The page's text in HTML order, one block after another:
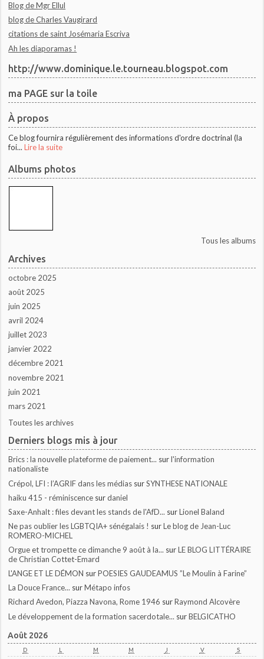
Blog de Mgr Ellul
blog de Charles Vaugirard
citations de saint Josémaria Escriva
Ah les diaporamas !
http://www.dominique.le.tourneau.blogspot.com
ma PAGE sur la toile
À propos
Ce blog fournira régulièrement des informations d'ordre doctrinal (la
foi... Lire la suite
Albums photos
Tous les albums
Archives
octobre 2025
août 2025
juin 2025
avril 2024
juillet 2023
janvier 2022
décembre 2021
novembre 2021
juin 2021
mars 2021
Toutes les archives
Derniers blogs mis à jour
Brics : la nouvelle plateforme de paiement... surl'information
nationaliste
Crépol, LFI : l’AGRIF dans les médias surSYNTHESE NATIONALE
haiku 415 - réminiscence surdaniel
Saxe-Anhalt : files devant les stands de l'AfD... surLionel Baland
Ne pas oublier les LGBTQIA+ sénégalais ! surLe blog de Jean-Luc
ROMERO-MICHEL
Orgue et trompette ce dimanche 9 août à la... surLE BLOG LITTÉRAIRE
de Christian Cottet-Emard
L'ANGE ET LE DÉMON surPOESIES GAUDEAMUS ”Le Moulin à Farine”
La Douce France... surMétapo infos
Richard Avedon, Piazza Navona, Rome 1946 surRaymond Alcovère
Le développement de la formation sacerdotale... surBELGICATHO
Août 2026
D L M M J V S